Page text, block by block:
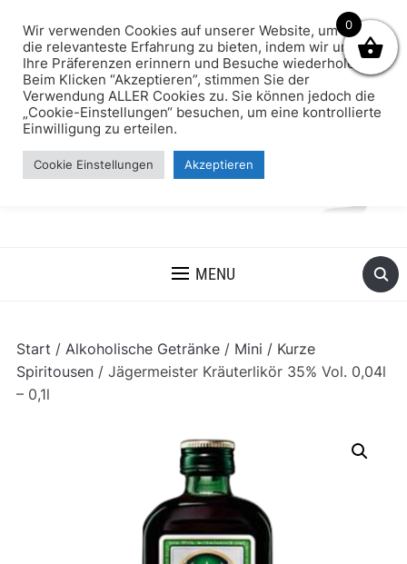
MENU
Start / Alkoholische Getränke/ Mini / Kurze
Spiritousen/ Jägermeister Kräuterlikör 35% Vol. 0,04l
– 0,1l
Wir verwenden Cookies auf unserer Website, um Ihnen
die relevanteste Erfahrung zu bieten, indem wir uns an
Ihre Präferenzen erinnern und Besuche wiederholen.
Beim Klicken “Akzeptieren”, stimmen Sie der
Verwendung ALLER Cookies zu. Sie können jedoch die
„Cookie-Einstellungen“ besuchen, um eine kontrollierte
Einwilligung zu erteilen.
Cookie Einstellungen Akzeptieren
0